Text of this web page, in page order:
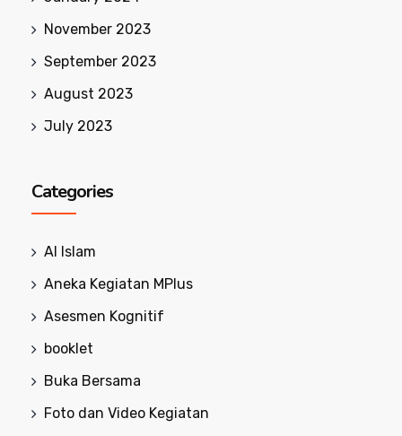
November 2023
September 2023
August 2023
July 2023
Categories
Al Islam
Aneka Kegiatan MPlus
Asesmen Kognitif
booklet
Buka Bersama
Foto dan Video Kegiatan